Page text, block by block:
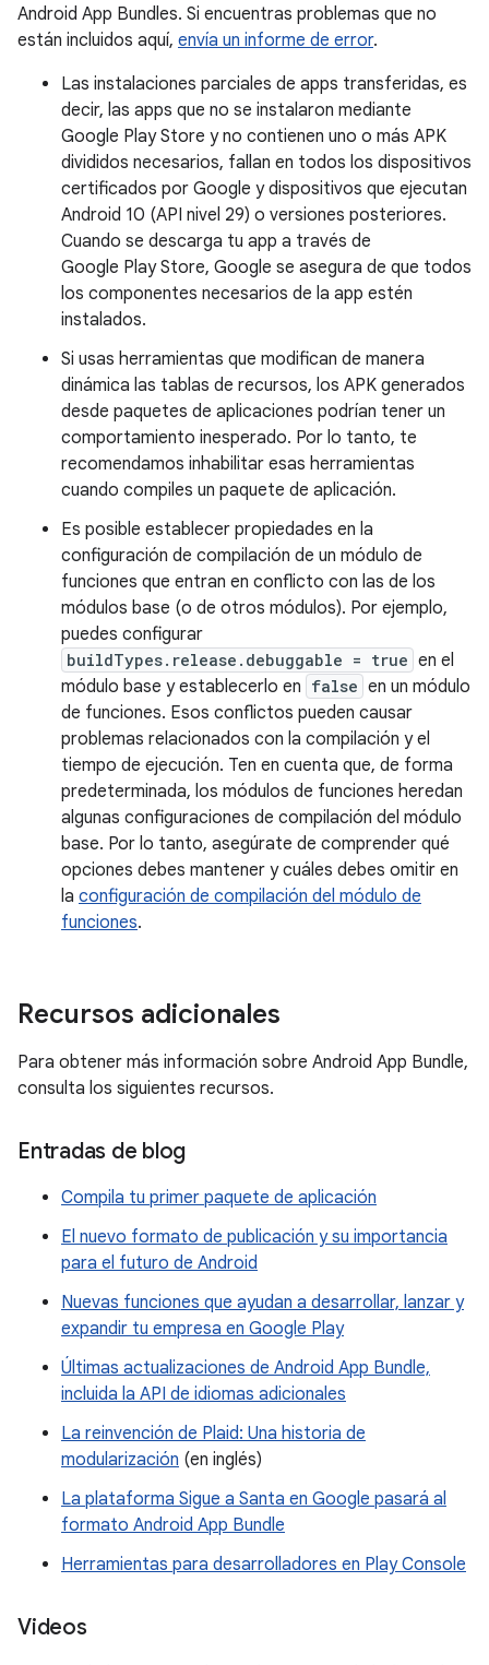
Android App Bundles. Si encuentras problemas que no
están incluidos aquí, envía un informe de error.
Las instalaciones parciales de apps transferidas, es
decir, las apps que no se instalaron mediante
Google Play Store y no contienen uno o más APK
divididos necesarios, fallan en todos los dispositivos
certificados por Google y dispositivos que ejecutan
Android 10 (API nivel 29) o versiones posteriores.
Cuando se descarga tu app a través de
Google Play Store, Google se asegura de que todos
los componentes necesarios de la app estén
instalados.
Si usas herramientas que modifican de manera
dinámica las tablas de recursos, los APK generados
desde paquetes de aplicaciones podrían tener un
comportamiento inesperado. Por lo tanto, te
recomendamos inhabilitar esas herramientas
cuando compiles un paquete de aplicación.
Es posible establecer propiedades en la
configuración de compilación de un módulo de
funciones que entran en conflicto con las de los
módulos base (o de otros módulos). Por ejemplo,
puedes configurar
buildTypes.release.debuggable = true en el
módulo base y establecerlo en false en un módulo
de funciones. Esos conflictos pueden causar
problemas relacionados con la compilación y el
tiempo de ejecución. Ten en cuenta que, de forma
predeterminada, los módulos de funciones heredan
algunas configuraciones de compilación del módulo
base. Por lo tanto, asegúrate de comprender qué
opciones debes mantener y cuáles debes omitir en
la configuración de compilación del módulo de
funciones.
Recursos adicionales
Para obtener más información sobre Android App Bundle,
consulta los siguientes recursos.
Entradas de blog
Compila tu primer paquete de aplicación
El nuevo formato de publicación y su importancia
para el futuro de Android
Nuevas funciones que ayudan a desarrollar, lanzar y
expandir tu empresa en Google Play
Últimas actualizaciones de Android App Bundle,
incluida la API de idiomas adicionales
La reinvención de Plaid: Una historia de
modularización (en inglés)
La plataforma Sigue a Santa en Google pasará al
formato Android App Bundle
Herramientas para desarrolladores en Play Console
Videos